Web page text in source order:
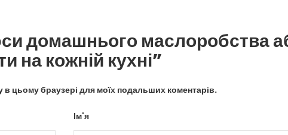
домашнього маслоробства
на кожній кухні”
цьому браузері для моїх подальших коментарів.
Ім'я